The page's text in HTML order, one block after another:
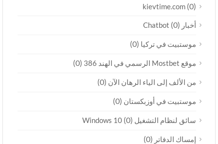
kievtime.com(0)
أخبار Chatbot(0)
موستبيت في تركيا(0)
موقع Mostbet الرسمي في الهند 386 (0)
من الألف إلى الياء الرهان الآن(0)
موستبيت في أوزبكستان(0)
سائق لنظام التشغيل Windows 10(0)
إمساك الدفاتر(0)